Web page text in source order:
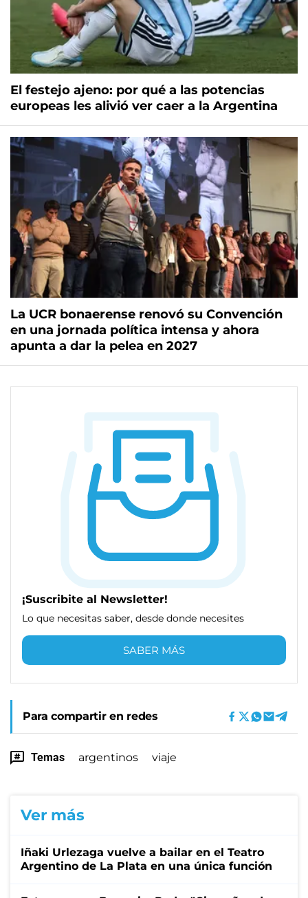
El festejo ajeno: por qué a las potencias
europeas les alivió ver caer a la Argentina
La UCR bonaerense renovó su Convención
en una jornada política intensa y ahora
apunta a dar la pelea en 2027
¡Suscribite al Newsletter!
Lo que necesitas saber, desde donde necesites
SABER MÁS
Para compartir en redes
Temas argentinos viaje
Ver más
Iñaki Urlezaga vuelve a bailar en el Teatro
Argentino de La Plata en una única función